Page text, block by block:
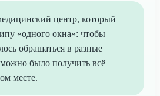
центр, который
«одного окна»: чтобы
обращаться в разные
было получить всё
месте.